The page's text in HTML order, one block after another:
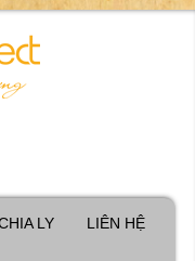
LY LIÊN HỆ